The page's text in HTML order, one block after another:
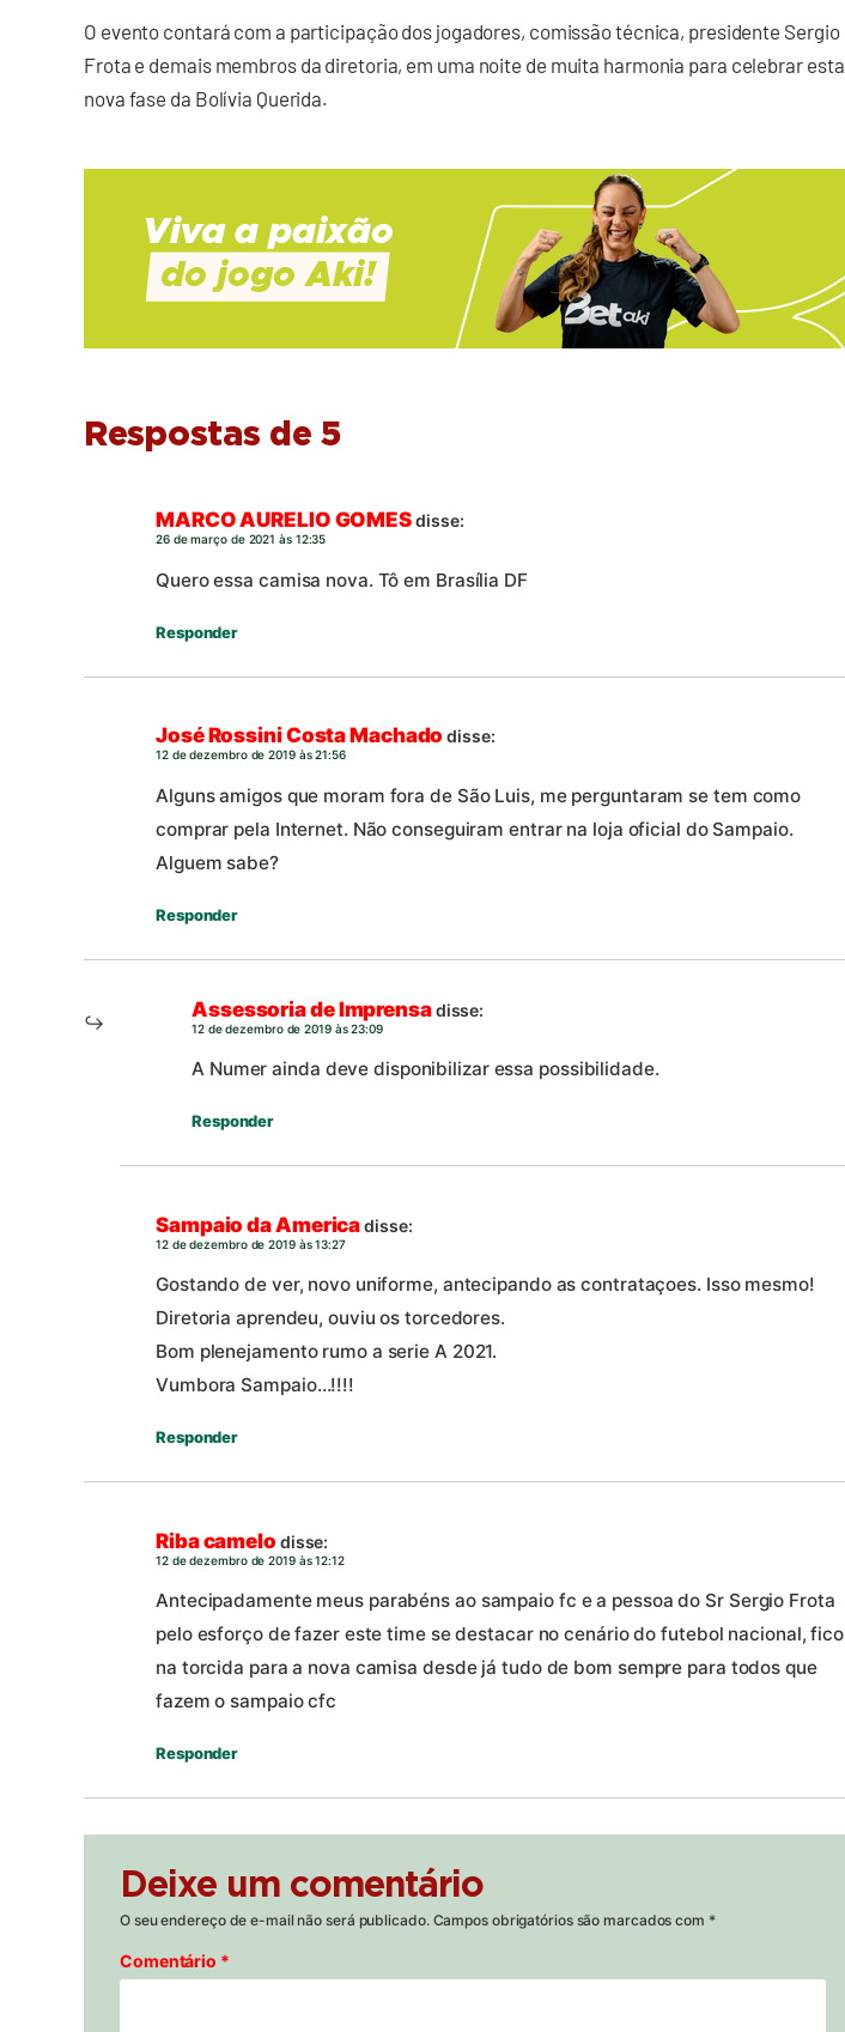
O evento contará com a participação dos jogadores, comissão técnica, presidente Sergio
Frota e demais membros da diretoria, em uma noite de muita harmonia para celebrar esta
nova fase da Bolívia Querida.
Respostas de 5
MARCO AURELIO GOMESdisse:
26 de março de 2021 às 12:35
Quero essa camisa nova. Tô em Brasília DF
Responder
José Rossini Costa Machado disse:
12 de dezembro de 2019 às 21:56
Alguns amigos que moram fora de São Luis, me perguntaram se tem como
comprar pela Internet. Não conseguiram entrar na loja oficial do Sampaio.
Alguem sabe?
Responder
Assessoria de Imprensadisse:
12 de dezembro de 2019 às 23:09
A Numer ainda deve disponibilizar essa possibilidade.
Responder
Sampaio da Americadisse:
12 de dezembro de 2019 às 13:27
Gostando de ver, novo uniforme, antecipando as contrataçoes. Isso mesmo!
Diretoria aprendeu, ouviu os torcedores.
Bom plenejamento rumo a serie A 2021.
Vumbora Sampaio…!!!!
Responder
Riba camelo disse:
12 de dezembro de 2019 às 12:12
Antecipadamente meus parabéns ao sampaio fc e a pessoa do Sr Sergio Frota
pelo esforço de fazer este time se destacar no cenário do futebol nacional, fico
na torcida para a nova camisa desde já tudo de bom sempre para todos que
fazem o sampaio cfc
Responder
Deixe um comentário
O seu endereço de e-mail não será publicado. Campos obrigatórios são marcados com *
Comentário *